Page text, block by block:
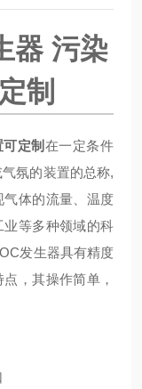
器 污染
制
定制 在一定条件
氛的装置的总称,
体的流量、温度
等多种领域的科
发生器具有精度
，其操作简单，